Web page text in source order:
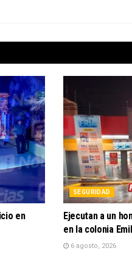
en
SEGURIDAD
Ejecutan a un
en la colonia
6 agosto, 2026